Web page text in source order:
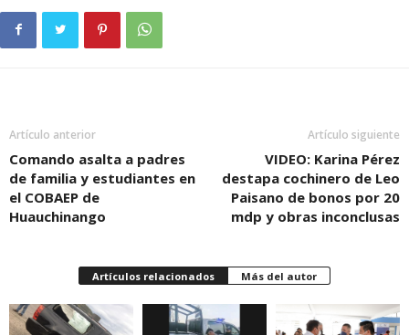
Artículo anterior
Comando asalta a padres
de familia y estudiantes en
el COBAEP de
Huauchinango
Artículo siguiente
VIDEO: Karina Pérez
destapa cochinero de Leo
Paisano de bonos por 20
mdp y obras inconclusas
Artículos relacionados Más del autor